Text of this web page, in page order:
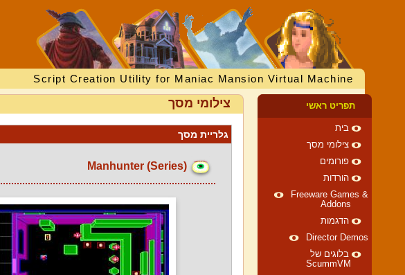
Script Creation Utility for Maniac Mansion Virtual Machine
צילומי מסך
גלריית מסך
תפריט ראשי
בית
צילומי מסך
פורומים
הורדות
Freeware Games &
Addons
הדגמות
Director Demos
בלוגים של
ScummVM